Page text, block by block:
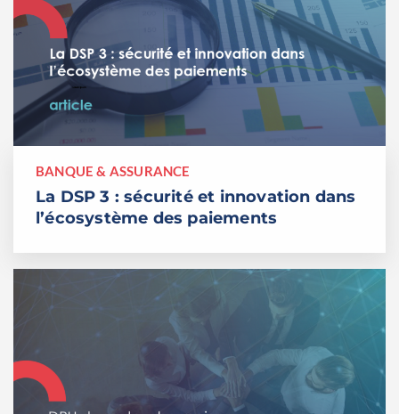
BANQUE & ASSURANCE
La DSP 3 : sécurité et innovation dans
l’écosystème des paiements